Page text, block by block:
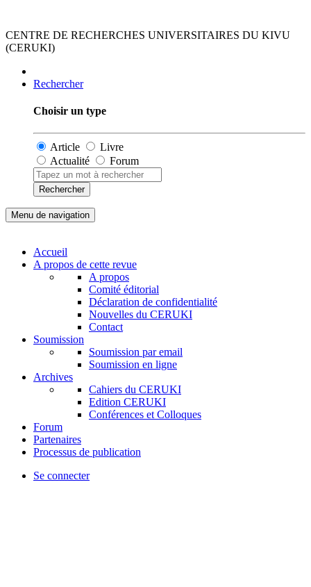
CENTRE DE RECHERCHES UNIVERSITAIRES DU KIVU
(CERUKI)
Rechercher
Choisir un type
Article
Livre
Actualité
Forum
Rechercher
Menu de navigation
Accueil
A propos de cette revue
A propos
Comité éditorial
Déclaration de confidentialité
Nouvelles du CERUKI
Contact
Soumission
Soumission par email
Soumission en ligne
Archives
Cahiers du CERUKI
Edition CERUKI
Conférences et Colloques
Forum
Partenaires
Processus de publication
Se connecter